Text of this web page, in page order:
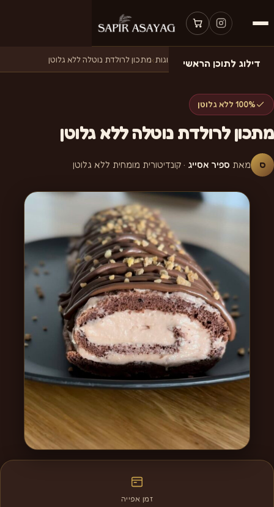
דילוג לתוכן הראשי
דף הבית›מתכונים ›מתכונים לעוגות›מתכון לרולדת נוטלה ללא גלוטן
100% ללא גלוטן
מתכון לרולדת נוטלה ללא גלוטן
ס מאת ספיר אסייג · קונדיטורית מומחית ללא גלוטן
זמן אפייה